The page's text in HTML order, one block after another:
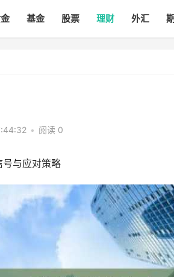
基金 股票 理财 外汇
• 阅读 0
与应对策略